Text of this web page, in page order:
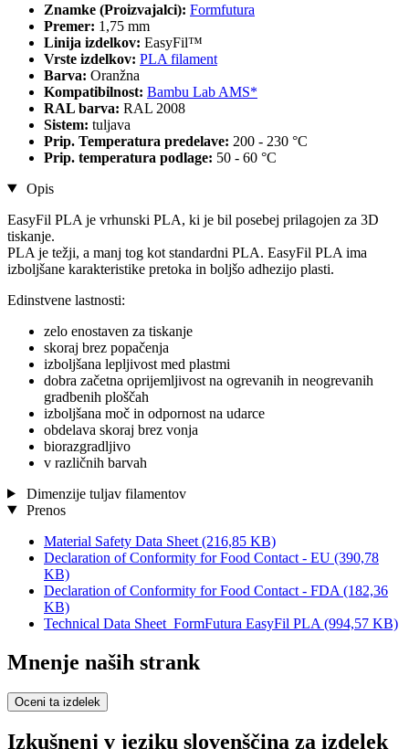
Znamke (Proizvajalci): Formfutura
Premer: 1,75 mm
Linija izdelkov: EasyFil™
Vrste izdelkov: PLA filament
Barva: Oranžna
Kompatibilnost: Bambu Lab AMS*
RAL barva: RAL 2008
Sistem: tuljava
Prip. Temperatura predelave: 200 - 230 °C
Prip. temperatura podlage: 50 - 60 °C
Opis
EasyFil PLA je vrhunski PLA, ki je bil posebej prilagojen za 3D
tiskanje.
PLA je težji, a manj tog kot standardni PLA. EasyFil PLA ima
izboljšane karakteristike pretoka in boljšo adhezijo plasti.
Edinstvene lastnosti:
zelo enostaven za tiskanje
skoraj brez popačenja
izboljšana lepljivost med plastmi
dobra začetna oprijemljivost na ogrevanih in neogrevanih
gradbenih ploščah
izboljšana moč in odpornost na udarce
obdelava skoraj brez vonja
biorazgradljivo
v različnih barvah
Dimenzije tuljav filamentov
Prenos
Material Safety Data Sheet (216,85 KB)
Declaration of Conformity for Food Contact - EU (390,78
KB)
Declaration of Conformity for Food Contact - FDA (182,36
KB)
Technical Data Sheet_FormFutura EasyFil PLA (994,57 KB)
Mnenje naših strank
Oceni ta izdelek
Izkušnenj v jeziku slovenščina za izdelek